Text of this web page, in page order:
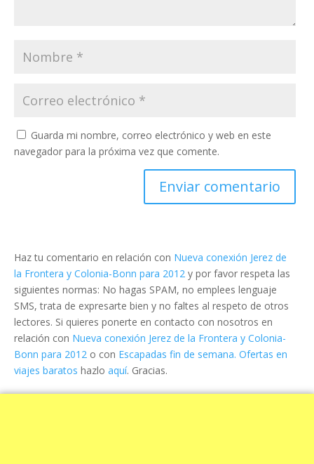
Guarda mi nombre, correo electrónico y web en este
navegador para la próxima vez que comente.
Haz tu comentario en relación con Nueva conexión Jerez de
la Frontera y Colonia-Bonn para 2012 y por favor respeta las
siguientes normas: No hagas SPAM, no emplees lenguaje
SMS, trata de expresarte bien y no faltes al respeto de otros
lectores. Si quieres ponerte en contacto con nosotros en
relación con Nueva conexión Jerez de la Frontera y Colonia-
Bonn para 2012 o con Escapadas fin de semana. Ofertas en
viajes baratos hazlo aquí. Gracias.